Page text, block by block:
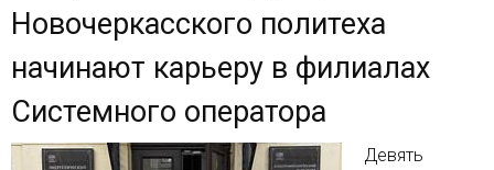
Новочеркасского политеха
начинают карьеру в филиалах
Системного оператора
Девять